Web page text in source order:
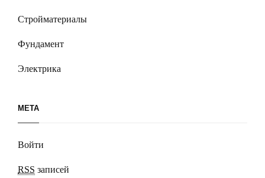
Стройматериалы
Фундамент
Электрика
МЕТА
Войти
RSS записей